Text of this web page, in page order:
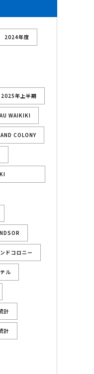
2024年度
2025年上半期
WAIKIKI
COLONY
ドコロニー
ル
計
計